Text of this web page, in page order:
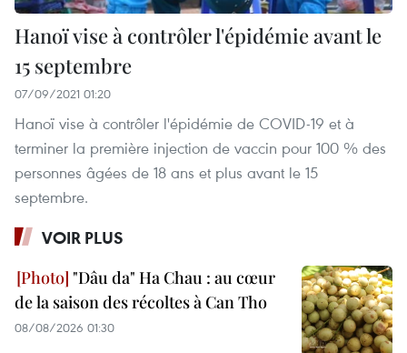
Hanoï vise à contrôler l'épidémie avant le
15 septembre
07/09/2021 01:20
Hanoï vise à contrôler l'épidémie de COVID-19 et à
terminer la première injection de vaccin pour 100 % des
personnes âgées de 18 ans et plus avant le 15
septembre.
VOIR PLUS
"Dâu da" Ha Chau : au cœur
de la saison des récoltes à Can Tho
08/08/2026 01:30